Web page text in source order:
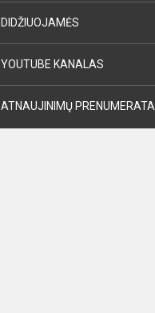
DIDŽIUOJAMĖS
YOUTUBE KANALAS
ATNAUJINIMŲ PRENUMERATA